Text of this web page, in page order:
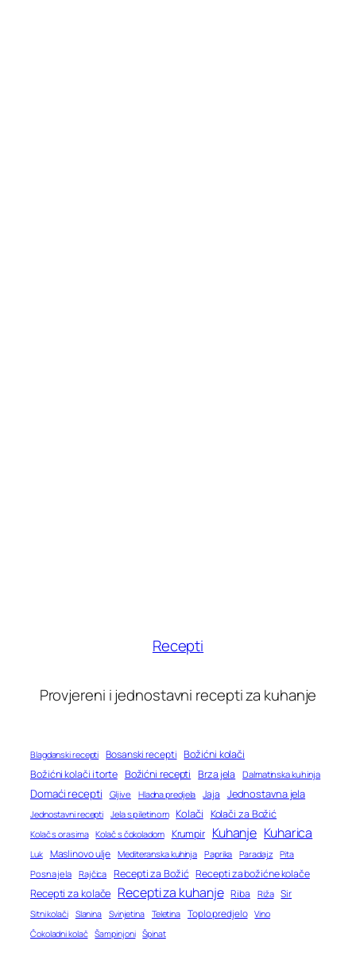
Recepti
Provjereni i jednostavni recepti za kuhanje
Blagdanski recepti Bosanski recepti Božićni kolači
Božićni kolači i torte Božićni recepti Brza jela Dalmatinska kuhinja
Domaći recepti Gljive Hladna predjela Jaja Jednostavna jela
Jednostavni recepti Jela s piletinom Kolači Kolači za Božić
Kolač s orasima Kolač s čokoladom Krumpir Kuhanje Kuharica
Luk Maslinovo ulje Mediteranska kuhinja Paprika Paradajz Pita
Posna jela Rajčica Recepti za Božić Recepti za božićne kolače
Recepti za kolače Recepti za kuhanje Riba Riža Sir
Sitni kolači Slanina Svinjetina Teletina Toplo predjelo Vino
Čokoladni kolač Šampinjoni Špinat